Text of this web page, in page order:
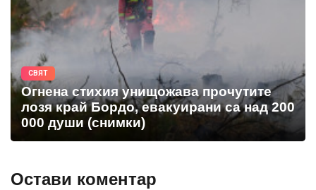
СВЯТ
Огнена стихия унищожава прочутите
лозя край Бордо, евакуирани са над 200
000 души (снимки)
Остави коментар